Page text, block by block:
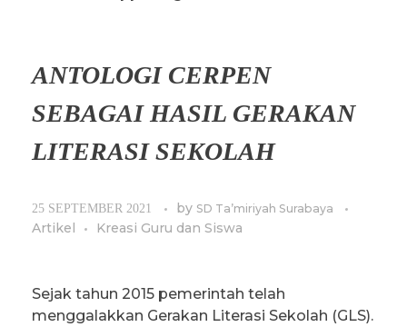
ANTOLOGI CERPEN
SEBAGAI HASIL GERAKAN
LITERASI SEKOLAH
25 SEPTEMBER 2021 by SD Ta’miriyah Surabaya
Artikel Kreasi Guru dan Siswa
Sejak tahun 2015 pemerintah telah
menggalakkan Gerakan Literasi Sekolah (GLS).